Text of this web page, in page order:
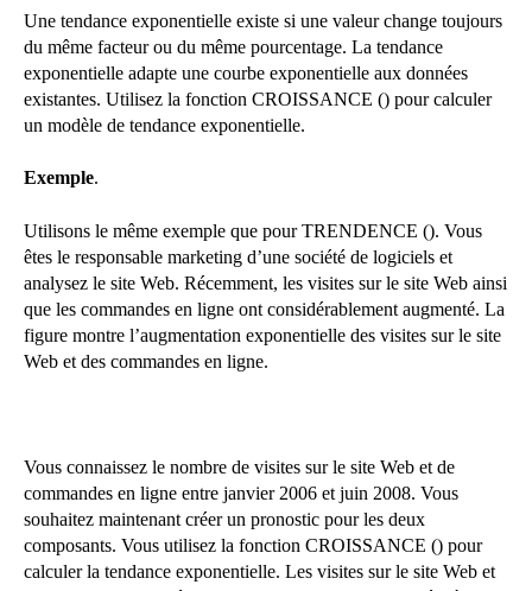
Une tendance exponentielle existe si une valeur change toujours
du même facteur ou du même pourcentage. La tendance
exponentielle adapte une courbe exponentielle aux données
existantes. Utilisez la fonction CROISSANCE () pour calculer
un modèle de tendance exponentielle.
Exemple.
Utilisons le même exemple que pour TRENDENCE (). Vous
êtes le responsable marketing d’une société de logiciels et
analysez le site Web. Récemment, les visites sur le site Web ainsi
que les commandes en ligne ont considérablement augmenté. La
figure montre l’augmentation exponentielle des visites sur le site
Web et des commandes en ligne.
Vous connaissez le nombre de visites sur le site Web et de
commandes en ligne entre janvier 2006 et juin 2008. Vous
souhaitez maintenant créer un pronostic pour les deux
composants. Vous utilisez la fonction CROISSANCE () pour
calculer la tendance exponentielle. Les visites sur le site Web et